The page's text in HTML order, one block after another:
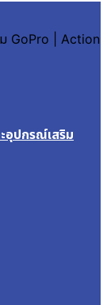
ม GoPro | Action
อุปกรณ์เสริม